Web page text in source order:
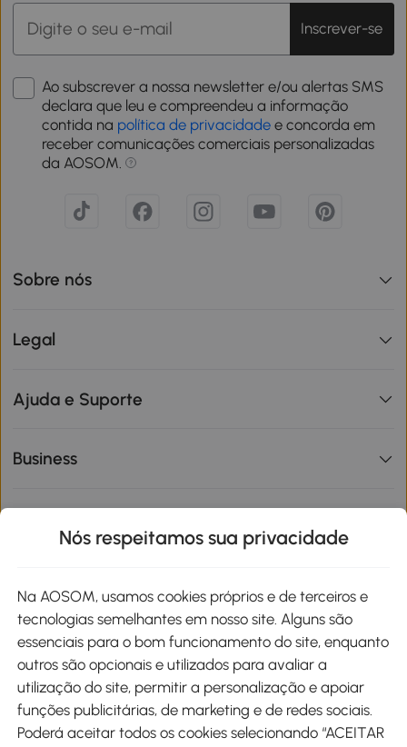
Inscrever-se
Ao subscrever a nossa newsletter e/ou alertas SMS
declara que leu e compreendeu a informação
contida na política de privacidade e concorda em
receber comunicações comerciais personalizadas
da AOSOM.
Sobre nós
Legal
Ajuda e Suporte
Business
Métodos de pagamento
Nós respeitamos sua privacidade
Na AOSOM, usamos cookies próprios e de terceiros e
tecnologias semelhantes em nosso site. Alguns são
essenciais para o bom funcionamento do site, enquanto
outros são opcionais e utilizados para avaliar a
utilização do site, permitir a personalização e apoiar
funções publicitárias, de marketing e de redes sociais.
Poderá aceitar todos os cookies selecionando “ACEITAR